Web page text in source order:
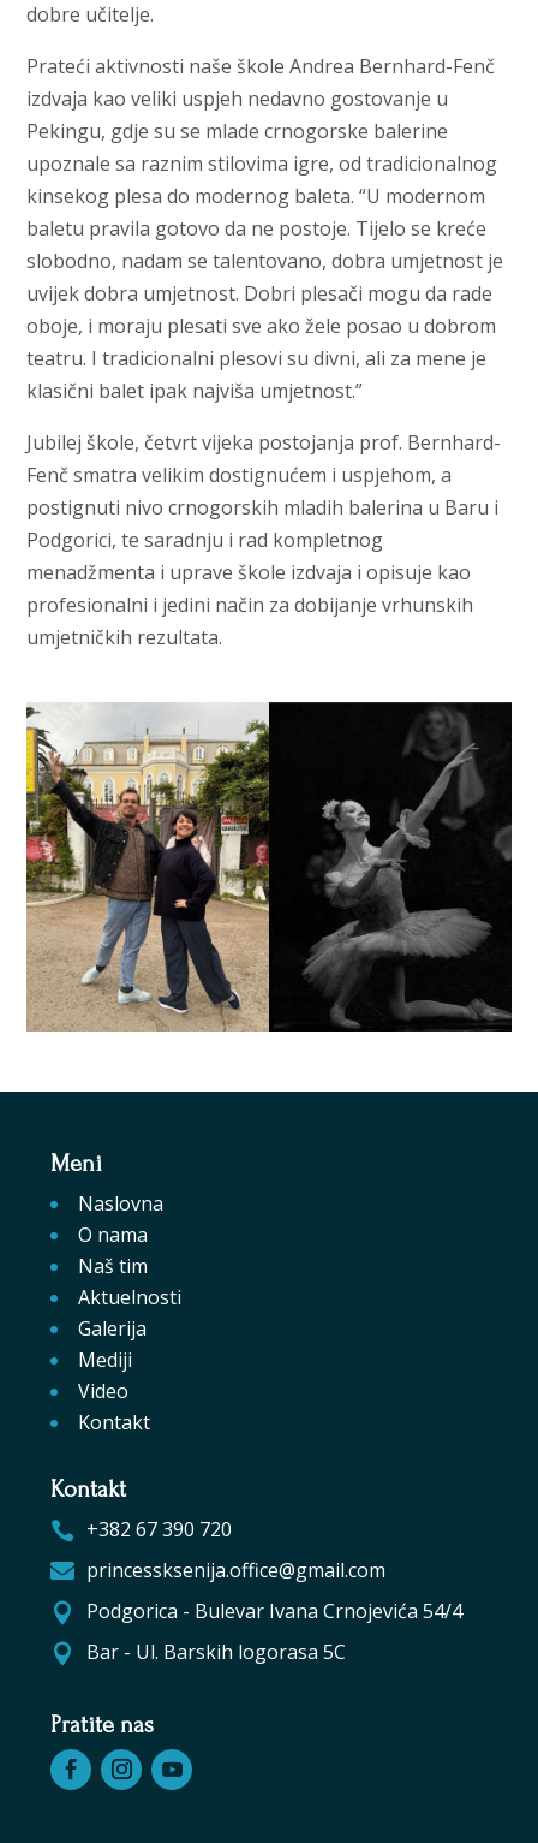
dobre učitelje.
Prateći aktivnosti naše škole Andrea Bernhard-Fenč
izdvaja kao veliki uspjeh nedavno gostovanje u
Pekingu, gdje su se mlade crnogorske balerine
upoznale sa raznim stilovima igre, od tradicionalnog
kinsekog plesa do modernog baleta. “U modernom
baletu pravila gotovo da ne postoje. Tijelo se kreće
slobodno, nadam se talentovano, dobra umjetnost je
uvijek dobra umjetnost. Dobri plesači mogu da rade
oboje, i moraju plesati sve ako žele posao u dobrom
teatru. I tradicionalni plesovi su divni, ali za mene je
klasični balet ipak najviša umjetnost.”
Jubilej škole, četvrt vijeka postojanja prof. Bernhard-
Fenč smatra velikim dostignućem i uspjehom, a
postignuti nivo crnogorskih mladih balerina u Baru i
Podgorici, te saradnju i rad kompletnog
menadžmenta i uprave škole izdvaja i opisuje kao
profesionalni i jedini način za dobijanje vrhunskih
umjetničkih rezultata.
Meni
Naslovna
O nama
Naš tim
Aktuelnosti
Galerija
Mediji
Video
Kontakt
Kontakt
 +382 67 390 720
 princessksenija.office@gmail.com
 Podgorica - Bulevar Ivana Crnojevića 54/4
 Bar - Ul. Barskih logorasa 5C
Pratite nas